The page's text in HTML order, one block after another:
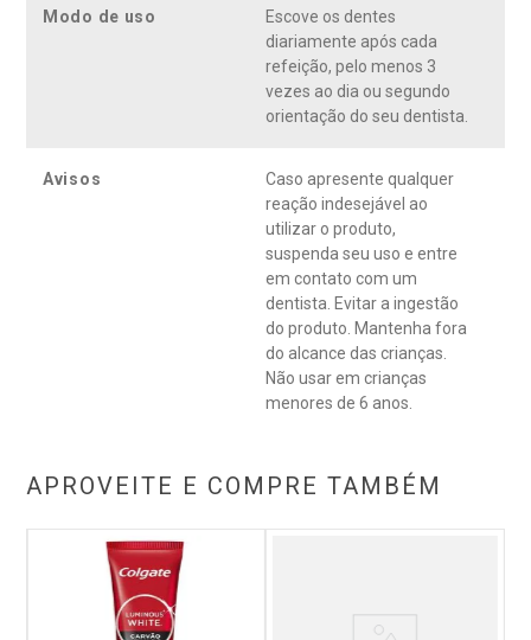
Modo de uso
Escove os dentes
diariamente após cada
refeição, pelo menos 3
vezes ao dia ou segundo
orientação do seu dentista.
Avisos
Caso apresente qualquer
reação indesejável ao
utilizar o produto,
suspenda seu uso e entre
em contato com um
dentista. Evitar a ingestão
do produto. Mantenha fora
do alcance das crianças.
Não usar em crianças
menores de 6 anos.
APROVEITE E COMPRE TAMBÉM